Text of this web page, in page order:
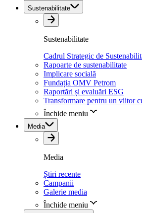
Sustenabilitate
Sustenabilitate
Cadrul Strategic de
Rapoarte de sustenabilitate
Implicare socială
Fundația OMV Petrom
Raportări și evaluări ESG
Transformare pentru un viitor
Închide meniu
Media
Media
Știri recente
Campanii
Galerie media
Închide meniu